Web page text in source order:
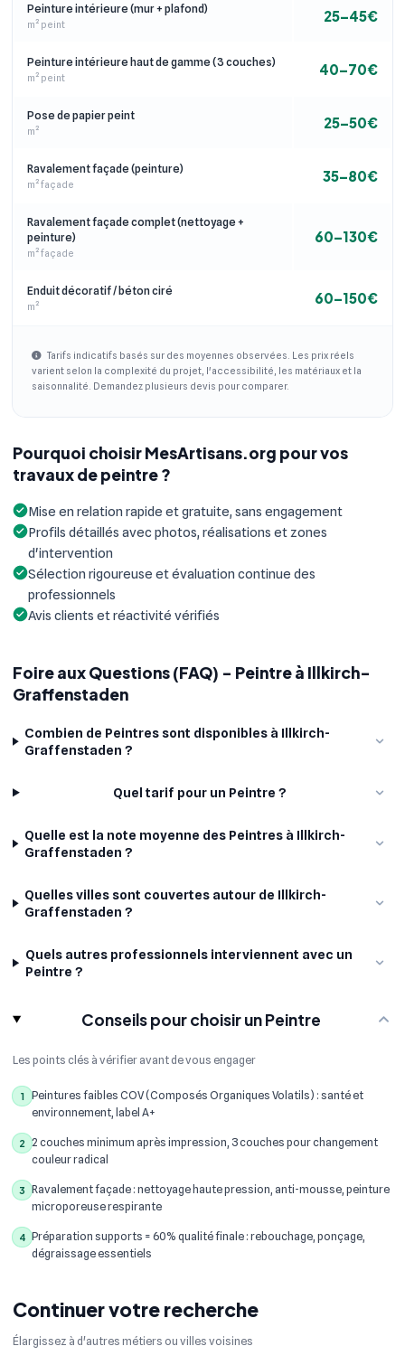
Peinture intérieure (mur + plafond)
m² peint 25–45€
Peinture intérieure haut de gamme (3 couches)
m² peint 40–70€
Pose de papier peint
m² 25–50€
Ravalement façade (peinture)
m² façade 35–80€
Ravalement façade complet (nettoyage +
peinture)
m² façade
60–130€
Enduit décoratif / béton ciré
m² 60–150€
Tarifs indicatifs basés sur des moyennes observées. Les prix réels
varient selon la complexité du projet, l'accessibilité, les matériaux et la
saisonnalité. Demandez plusieurs devis pour comparer.
Pourquoi choisir MesArtisans.org pour vos
travaux de peintre ?
Mise en relation rapide et gratuite, sans engagement
Profils détaillés avec photos, réalisations et zones
d'intervention
Sélection rigoureuse et évaluation continue des
professionnels
Avis clients et réactivité vérifiés
Foire aux Questions (FAQ) - Peintre à Illkirch-
Graffenstaden
Combien de Peintres sont disponibles à Illkirch-
Graffenstaden ?
Quel tarif pour un Peintre ?
Quelle est la note moyenne des Peintres à Illkirch-
Graffenstaden ?
Quelles villes sont couvertes autour de Illkirch-
Graffenstaden ?
Quels autres professionnels interviennent avec un
Peintre ?
Conseils pour choisir un Peintre
Les points clés à vérifier avant de vous engager
1
Peintures faibles COV (Composés Organiques Volatils) : santé et
environnement, label A+
2
2 couches minimum après impression, 3 couches pour changement
couleur radical
3
Ravalement façade : nettoyage haute pression, anti-mousse, peinture
microporeuse respirante
4 Préparation supports = 60% qualité finale : rebouchage, ponçage,
dégraissage essentiels
Continuer votre recherche
Élargissez à d'autres métiers ou villes voisines